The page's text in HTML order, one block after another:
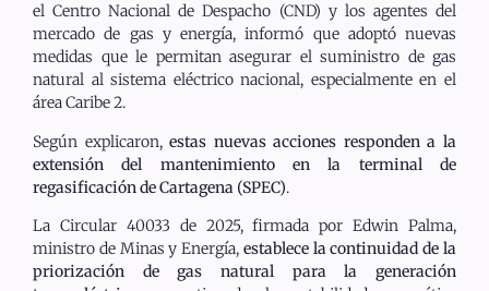
el Centro Nacional de Despacho (CND) y los agentes del
mercado de gas y energía, informó que adoptó nuevas
medidas que le permitan asegurar el suministro de gas
natural al sistema eléctrico nacional, especialmente en el
área Caribe 2.
Según explicaron,estas nuevas acciones responden a la
extensión del mantenimiento en la terminal de
regasificación de Cartagena (SPEC).
La Circular 40033 de 2025, firmada por Edwin Palma,
ministro de Minas y Energía, establece la continuidad de la
priorización de gas natural para la generación